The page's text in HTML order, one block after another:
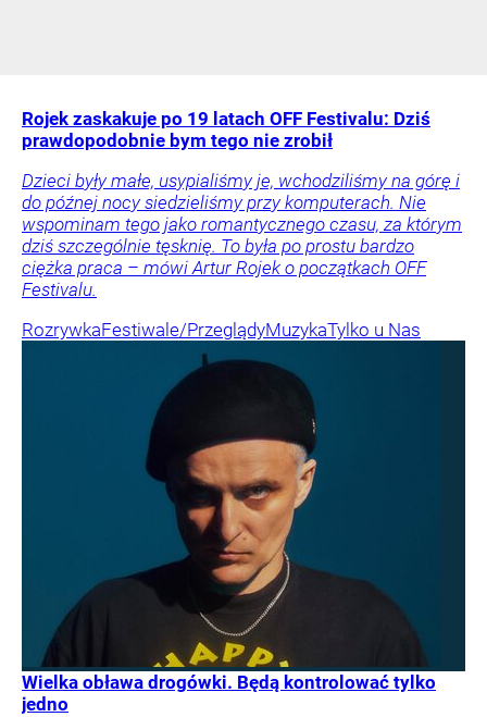
Rojek zaskakuje po 19 latach OFF Festivalu: Dziś
prawdopodobnie bym tego nie zrobił
Dzieci były małe, usypialiśmy je, wchodziliśmy na górę i
do późnej nocy siedzieliśmy przy komputerach. Nie
wspominam tego jako romantycznego czasu, za którym
dziś szczególnie tęsknię. To była po prostu bardzo
ciężka praca – mówi Artur Rojek o początkach OFF
Festivalu.
RozrywkaFestiwale/PrzeglądyMuzykaTylko u Nas
Wielka obława drogówki. Będą kontrolować tylko
jedno